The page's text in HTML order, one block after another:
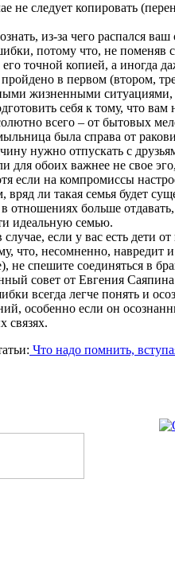
не следует копировать
из-за чего распался ваш
потому что, не поменяв
его точной копией, а иногда
пройдено в первом (втором,
жизненными ситуациями,
себя к тому, что вам
всего – от бытовых
была справа от
нужно отпускать с
для обоих важнее не свое
если на компромиссы
вряд ли такая семья будет
в отношениях больше
идеальную семью.
если у вас есть дети от
что, несомненно, навредит
не спешите соединяться в
совет от Евгения
всегда легче понять и
особенно если он
связях.
Что надо помнить,